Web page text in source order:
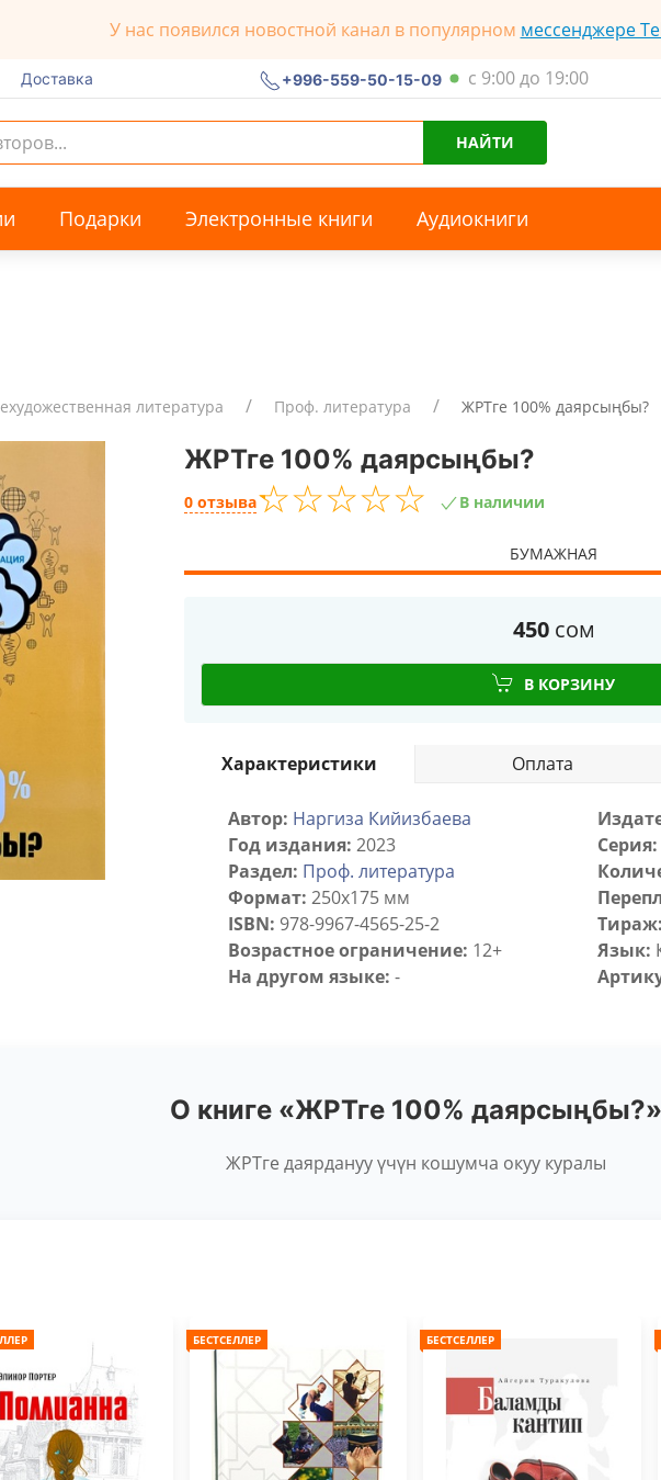
У нас появился новостной канал в популярном мессенджере
Доставка +996-559-50-15-09 с 9:00 до 19:00
НАЙТИ
Подарки Электронные книги Аудиокниги
литература Проф. литература ЖРТге 100% даярсыңбы?
ЖРТге 100% даярсыңбы?
0 отзыва☆☆☆☆☆
★★★★★ В наличии
БУМАЖНАЯ
450 сом
В КОРЗИНУ
Характеристики Оплата
Автор: Наргиза Кийизбаева
Год издания: 2023 Серия:
Раздел: Проф. литература
Формат: 250х175 мм
ISBN: 978-9967-4565-25-2 Тираж:
Возрастное ограничение: 12+ Язык:
На другом языке: -
О книге «ЖРТге 100% даярсыңбы?»
ЖРТге даярдануу үчүн кошумча окуу куралы
БЕСТСЕЛЛЕР БЕСТСЕЛЛЕР